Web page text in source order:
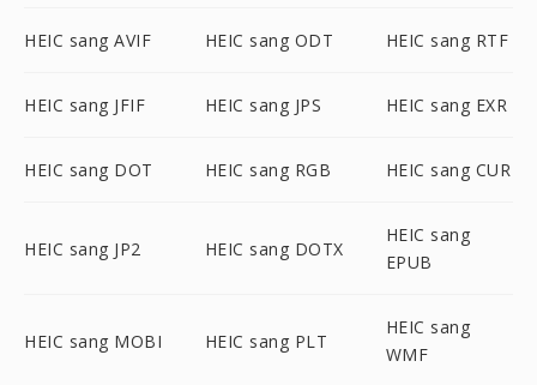
HEIC sang AVIF HEIC sang ODT HEIC sang RTF
HEIC sang JFIF HEIC sang JPS HEIC sang EXR
HEIC sang DOT HEIC sang RGB HEIC sang CUR
HEIC sang JP2 HEIC sang DOTX
HEIC sang
EPUB
HEIC sang MOBI HEIC sang PLT
HEIC sang
WMF